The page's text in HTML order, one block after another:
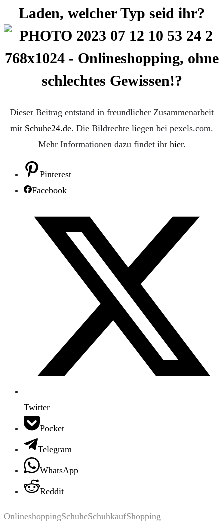
Laden, welcher Typ seid ihr?
Dieser Beitrag entstand in freundlicher Zusammenarbeit
mit Schuhe24.de. Die Bildrechte liegen bei pexels.com.
Mehr Informationen dazu findet ihr hier.
Pinterest
Facebook
Twitter
Pocket
Telegram
WhatsApp
Reddit
OnlineshoppingSchuheSchuhkaufShopping